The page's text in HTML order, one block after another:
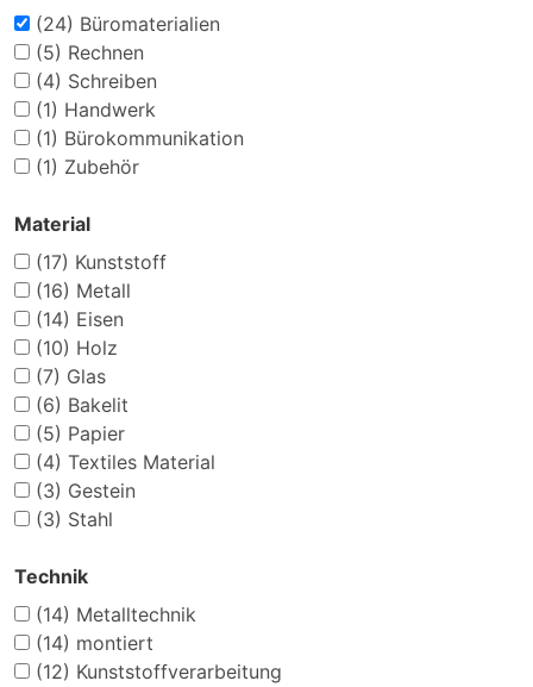
(24) Büromaterialien
(5) Rechnen
(4) Schreiben
(1) Handwerk
(1) Bürokommunikation
(1) Zubehör
Material
(17) Kunststoff
(16) Metall
(14) Eisen
(10) Holz
(7) Glas
(6) Bakelit
(5) Papier
(4) Textiles Material
(3) Gestein
(3) Stahl
Technik
(14) Metalltechnik
(14) montiert
(12) Kunststoffverarbeitung